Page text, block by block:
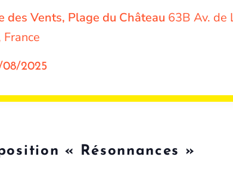
des Vents, Plage du Château 63B Av. de
France
08/2025
« Résonnances »